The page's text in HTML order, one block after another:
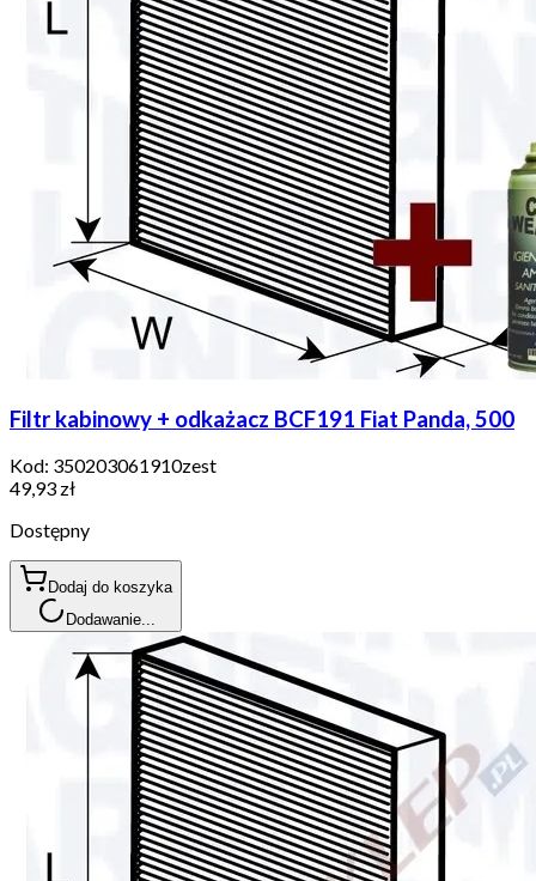
Filtr kabinowy + odkażacz BCF191 Fiat Panda, 500
Kod: 350203061910zest
49,93 zł
Dostępny
Dodaj do koszyka
Dodawanie...